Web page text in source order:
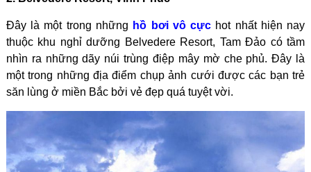
Đây là một trong những hồ bơi vô cực hot nhất hiện nay
thuộc khu nghỉ dưỡng Belvedere Resort, Tam Đảo có tầm
nhìn ra những dãy núi trùng điệp mây mờ che phủ. Đây là
một trong những địa điểm chụp ảnh cưới được các bạn trẻ
săn lùng ở miền Bắc bởi vẻ đẹp quá tuyệt vời.